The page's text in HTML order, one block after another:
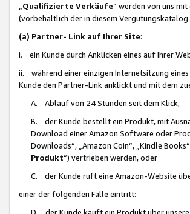
Qualifizierte Verkäufe“ werden von uns
(vorbehaltlich der in diesem Vergütungskatalog
(a) Partner- Link auf Ihrer Site:
i. ein Kunde durch Anklicken eines auf Ihrer
ii. während einer einzigen Internetsitzung
Kunde den Partner-Link anklickt und mit dem
A. Ablauf von 24 Stunden seit dem Klick,
B. der Kunde bestellt ein Produkt, mit
Download einer Amazon Software oder
Downloads“, „Amazon Coin“, „Kindle
Produkt“) vertrieben werden, oder
C. der Kunde ruft eine Amazon-Website
einer der folgenden Fälle eintritt:
D. der Kunde kauft ein Produkt über